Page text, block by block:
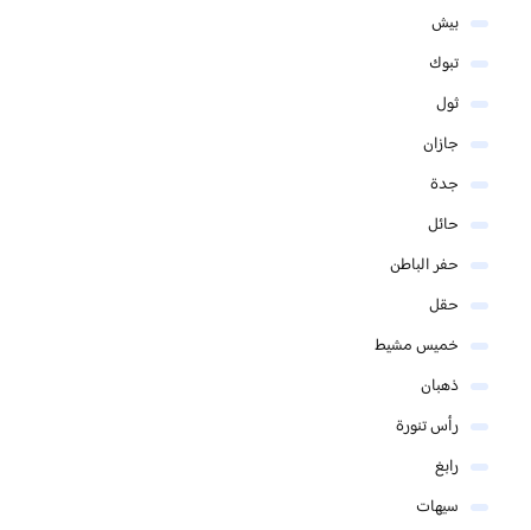
بيش
تبوك
ثول
جازان
جدة
حائل
حفر الباطن
حقل
خميس مشيط
ذهبان
رأس تنورة
رابغ
سيهات